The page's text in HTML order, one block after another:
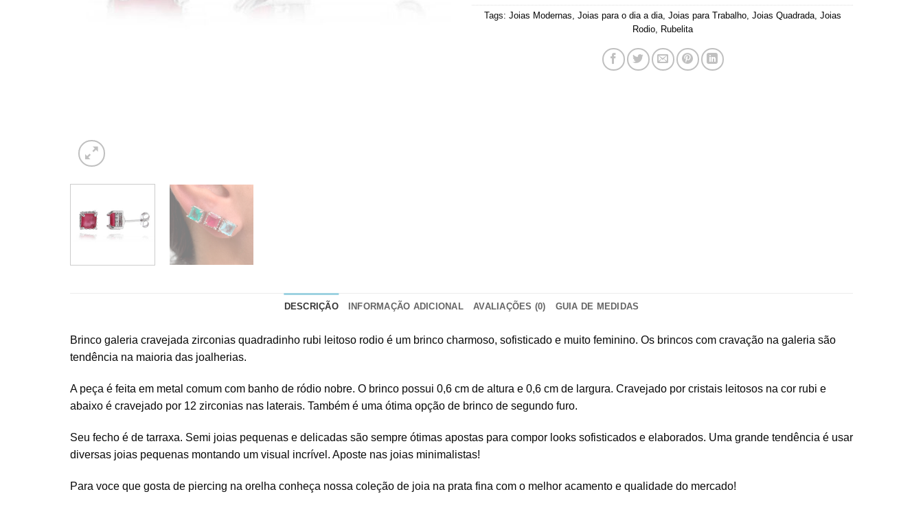
Tags: Joias Modernas Joias para o dia a dia, Joias para Trabalho, Joias Quadrada, Joias
Rodio, Rubelita
DESCRIÇÃO INFORMAÇÃO ADICIONAL AVALIAÇÕES (0) GUIA DE MEDIDAS
Brinco galeria cravejada zirconias quadradinho rubi leitoso rodio é um brinco charmoso, sofisticado e muito feminino. Os brincos com cravação na galeria são
tendência na maioria das joalherias.
A peça é feita em metal comum com banho de ródio nobre. O brinco possui 0,6 cm de altura e 0,6 cm de largura. Cravejado por cristais leitosos na cor rubi e
abaixo é cravejado por 12 zirconias nas laterais. Também é uma ótima opção de brinco de segundo furo.
Seu fecho é de tarraxa. Semi joias pequenas e delicadas são sempre ótimas apostas para compor looks sofisticados e elaborados. Uma grande tendência é usar
diversas joias pequenas montando um visual incrível. Aposte nas joias minimalistas!
Para voce que gosta de piercing na orelha conheça nossa coleção de joia na prata fina com o melhor acamento e qualidade do mercado!